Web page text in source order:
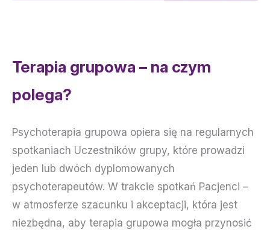
Terapia grupowa – na czym
polega?
Psychoterapia grupowa opiera się na regularnych
spotkaniach Uczestników grupy, które prowadzi
jeden lub dwóch dyplomowanych
psychoterapeutów. W trakcie spotkań Pacjenci –
w atmosferze szacunku i akceptacji, która jest
niezbędna, aby terapia grupowa mogła przynosić